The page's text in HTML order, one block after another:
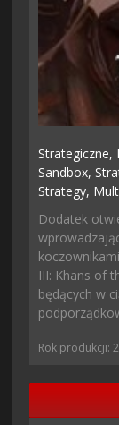
Strategiczne,
Sandbox,
Strategy,
Dodatek
III: Khans of
będących w
Rok produkcji: